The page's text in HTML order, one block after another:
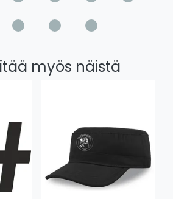
myös näistä